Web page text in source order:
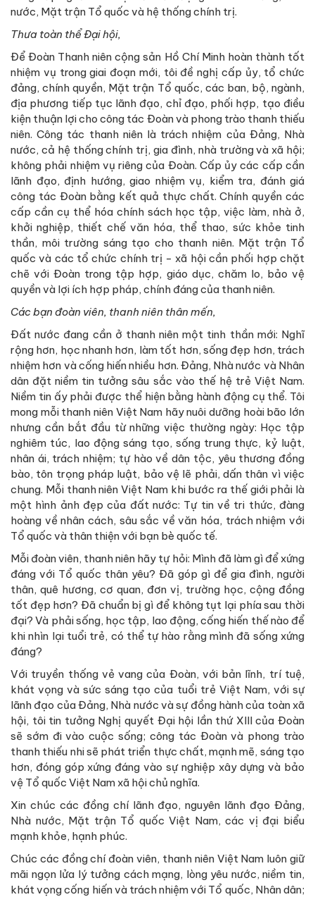
nước, Mặt trận Tổ quốc và hệ thống chính trị.
Thưa toàn thể Đại hội,
Để Đoàn Thanh niên cộng sản Hồ Chí Minh hoàn thành tốt
nhiệm vụ trong giai đoạn mới, tôi đề nghị cấp ủy, tổ chức
đảng, chính quyền, Mặt trận Tổ quốc, các ban, bộ, ngành,
địa phương tiếp tục lãnh đạo, chỉ đạo, phối hợp, tạo điều
kiện thuận lợi cho công tác Đoàn và phong trào thanh thiếu
niên. Công tác thanh niên là trách nhiệm của Đảng, Nhà
nước, cả hệ thống chính trị, gia đình, nhà trường và xã hội;
không phải nhiệm vụ riêng của Đoàn. Cấp ủy các cấp cần
lãnh đạo, định hướng, giao nhiệm vụ, kiểm tra, đánh giá
công tác Đoàn bằng kết quả thực chất. Chính quyền các
cấp cần cụ thể hóa chính sách học tập, việc làm, nhà ở,
khởi nghiệp, thiết chế văn hóa, thể thao, sức khỏe tinh
thần, môi trường sáng tạo cho thanh niên. Mặt trận Tổ
quốc và các tổ chức chính trị - xã hội cần phối hợp chặt
chẽ với Đoàn trong tập hợp, giáo dục, chăm lo, bảo vệ
quyền và lợi ích hợp pháp, chính đáng của thanh niên.
Các bạn đoàn viên, thanh niên thân mến,
Đất nước đang cần ở thanh niên một tinh thần mới: Nghĩ
rộng hơn, học nhanh hơn, làm tốt hơn, sống đẹp hơn, trách
nhiệm hơn và cống hiến nhiều hơn. Đảng, Nhà nước và Nhân
dân đặt niềm tin tưởng sâu sắc vào thế hệ trẻ Việt Nam.
Niềm tin ấy phải được thể hiện bằng hành động cụ thể. Tôi
mong mỗi thanh niên Việt Nam hãy nuôi dưỡng hoài bão lớn
nhưng cần bắt đầu từ những việc thường ngày: Học tập
nghiêm túc, lao động sáng tạo, sống trung thực, kỷ luật,
nhân ái, trách nhiệm; tự hào về dân tộc, yêu thương đồng
bào, tôn trọng pháp luật, bảo vệ lẽ phải, dấn thân vì việc
chung. Mỗi thanh niên Việt Nam khi bước ra thế giới phải là
một hình ảnh đẹp của đất nước: Tự tin về tri thức, đàng
hoàng về nhân cách, sâu sắc về văn hóa, trách nhiệm với
Tổ quốc và thân thiện với bạn bè quốc tế.
Mỗi đoàn viên, thanh niên hãy tự hỏi: Mình đã làm gì để xứng
đáng với Tổ quốc thân yêu? Đã góp gì để gia đình, người
thân, quê hương, cơ quan, đơn vị, trường học, cộng đồng
tốt đẹp hơn? Đã chuẩn bị gì để không tụt lại phía sau thời
đại? Và phải sống, học tập, lao động, cống hiến thế nào để
khi nhìn lại tuổi trẻ, có thể tự hào rằng mình đã sống xứng
đáng?
Với truyền thống vẻ vang của Đoàn, với bản lĩnh, trí tuệ,
khát vọng và sức sáng tạo của tuổi trẻ Việt Nam, với sự
lãnh đạo của Đảng, Nhà nước và sự đồng hành của toàn xã
hội, tôi tin tưởng Nghị quyết Đại hội lần thứ XIII của Đoàn
sẽ sớm đi vào cuộc sống; công tác Đoàn và phong trào
thanh thiếu nhi sẽ phát triển thực chất, mạnh mẽ, sáng tạo
hơn, đóng góp xứng đáng vào sự nghiệp xây dựng và bảo
vệ Tổ quốc Việt Nam xã hội chủ nghĩa.
Xin chúc các đồng chí lãnh đạo, nguyên lãnh đạo Đảng,
Nhà nước, Mặt trận Tổ quốc Việt Nam, các vị đại biểu
mạnh khỏe, hạnh phúc.
Chúc các đồng chí đoàn viên, thanh niên Việt Nam luôn giữ
mãi ngọn lửa lý tưởng cách mạng, lòng yêu nước, niềm tin,
khát vọng cống hiến và trách nhiệm với Tổ quốc, Nhân dân;